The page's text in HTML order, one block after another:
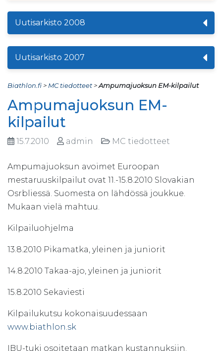
Uutisarkisto 2008
Uutisarkisto 2007
Biathlon.fi> MC tiedotteet>Ampumajuoksun EM-kilpailut
Ampumajuoksun EM-
kilpailut
15.7.2010 admin MC tiedotteet
Ampumajuoksun avoimet Euroopan
mestaruuskilpailut ovat 11.-15.8.2010 Slovakian
Osrbliessä. Suomesta on lähdössä joukkue.
Mukaan vielä mahtuu.
Kilpailuohjelma
13.8.2010 Pikamatka, yleinen ja juniorit
14.8.2010 Takaa-ajo, yleinen ja juniorit
15.8.2010 Sekaviesti
Kilpailukutsu kokonaisuudessaan
www.biathlon.sk
IBU-tuki osoitetaan matkan kustannuksiin.